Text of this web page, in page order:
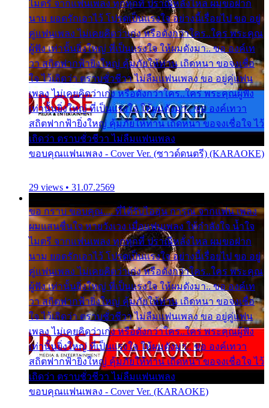
ไมตรี จากแฟนเพลง ทุกทุกที่ ปราณีหลั่งไหล ผมขอฝาก
นาม ยอดรักเอาไว้ โปรดเป็นแรงใจ อย่างนี้เรื่อยไป ขอ อยู่
คู่แฟนเพลง ไม่เคยคิดว่าเก่ง หรือดังกว่าใคร..ใคร พระคุณ
ผู้ฟัง เท่านั้นยิ่งใหญ่ ที่เป็นแรงใจ ให้ผมดังมา.. ขอ องค์เท
วา สถิตฟากฟ้ายิ่งใหญ่ คุ้มภัยให้ท่าน เถิดหนา ขอจงเชื่อ
ใจ ไว้เถิดว่า ตราบชั่วชีวา ไม่ลืมแฟนเพลง ขอ อยู่คู่แฟน
เพลง ไม่เคยคิดว่าเก่ง หรือดังกว่าใคร..ใคร พระคุณผู้ฟัง
เท่านั้นยิ่งใหญ่ ที่เป็นแรงใจ ให้ผมดังมา.. ขอ องค์เทวา
สถิตฟากฟ้ายิ่งใหญ่ คุ้มภัยให้ท่าน เถิดหนา ขอจงเชื่อใจ ไว้
เถิดว่า ตราบชั่วชีวา ไม่ลืมแฟนเพลง
ขอบคุณแฟนเพลง - Cover Ver. (ซาวด์ดนตรี) (KARAOKE)
29 views • 31.07.2569
ขอ กราบ ขอบคุณ.... ที่ได้รับไออุ่น การุณ จากแฟน เพลง
ผมแสนชื่นใจ หายวังเวง เมื่อแฟนเพลง ให้กำลังใจ น้ำใจ
ไมตรี จากแฟนเพลง ทุกทุกที่ ปราณีหลั่งไหล ผมขอฝาก
นาม ยอดรักเอาไว้ โปรดเป็นแรงใจ อย่างนี้เรื่อยไป ขอ อยู่
คู่แฟนเพลง ไม่เคยคิดว่าเก่ง หรือดังกว่าใคร..ใคร พระคุณ
ผู้ฟัง เท่านั้นยิ่งใหญ่ ที่เป็นแรงใจ ให้ผมดังมา.. ขอ องค์เท
วา สถิตฟากฟ้ายิ่งใหญ่ คุ้มภัยให้ท่าน เถิดหนา ขอจงเชื่อ
ใจ ไว้เถิดว่า ตราบชั่วชีวา ไม่ลืมแฟนเพลง ขอ อยู่คู่แฟน
เพลง ไม่เคยคิดว่าเก่ง หรือดังกว่าใคร..ใคร พระคุณผู้ฟัง
เท่านั้นยิ่งใหญ่ ที่เป็นแรงใจ ให้ผมดังมา.. ขอ องค์เทวา
สถิตฟากฟ้ายิ่งใหญ่ คุ้มภัยให้ท่าน เถิดหนา ขอจงเชื่อใจ ไว้
เถิดว่า ตราบชั่วชีวา ไม่ลืมแฟนเพลง
ขอบคุณแฟนเพลง - Cover Ver. (KARAOKE)